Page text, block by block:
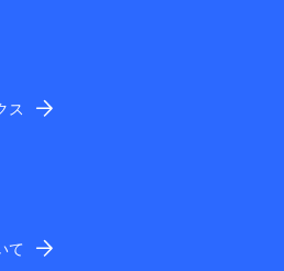
ス
て